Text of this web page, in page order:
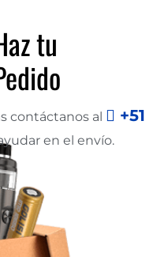
tu
contáctanos al
+51
en el envío.